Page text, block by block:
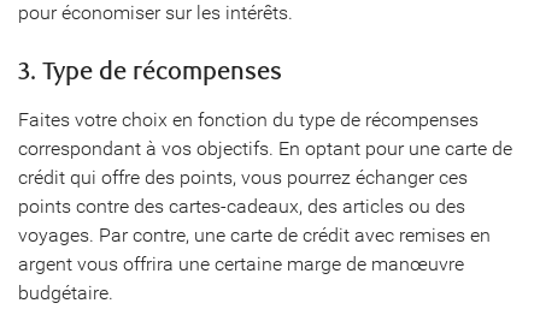
pour économiser sur les intérêts.
3. Type de récompenses
Faites votre choix en fonction du type de récompenses
correspondant à vos objectifs. En optant pour une carte de
crédit qui offre des points, vous pourrez échanger ces
points contre des cartes-cadeaux, des articles ou des
voyages. Par contre, une carte de crédit avec remises en
argent vous offrira une certaine marge de manœuvre
budgétaire.